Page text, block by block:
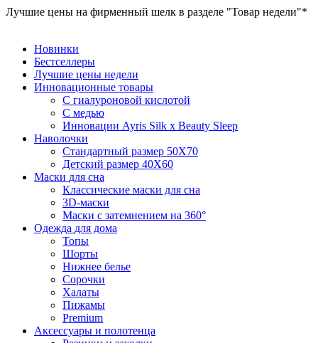
Лучшие цены на фирменный шелк в разделе "Товар недели"*
Новинки
Бестселлеры
Лучшие цены недели
Инновационные товары
С гиалуроновой кислотой
С медью
Инновации Ayris Silk x Beauty Sleep
Наволочки
Стандартный размер 50Х70
Детский размер 40Х60
Маски для сна
Классические маски для сна
3D-маски
Маски с затемнением на 360°
Одежда для дома
Топы
Шорты
Нижнее белье
Сорочки
Халаты
Пижамы
Premium
Аксессуары и полотенца